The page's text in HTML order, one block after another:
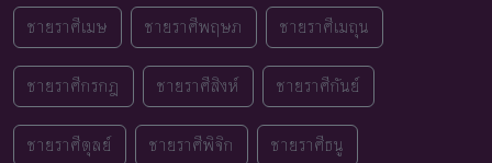
ชายราศีเมษ ชายราศีพฤษภ ชายราศีเมถุน
ชายราศีกรกฎ ชายราศีสิงห์ ชายราศีกันย์
ชายราศีตุลย์ ชายราศีพิจิก ชายราศีธนู